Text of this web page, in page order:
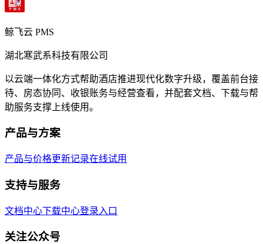
鲸飞云 PMS
湖北寒武系科技有限公司
以云端一体化方式帮助酒店推进现代化数字升级，覆盖前台接
待、房态协同、收银账务与经营查看，并配套文档、下载与帮
助服务支撑上线使用。
产品与方案
产品与价格更新记录在线试用
支持与服务
文档中心下载中心登录入口
关注公众号